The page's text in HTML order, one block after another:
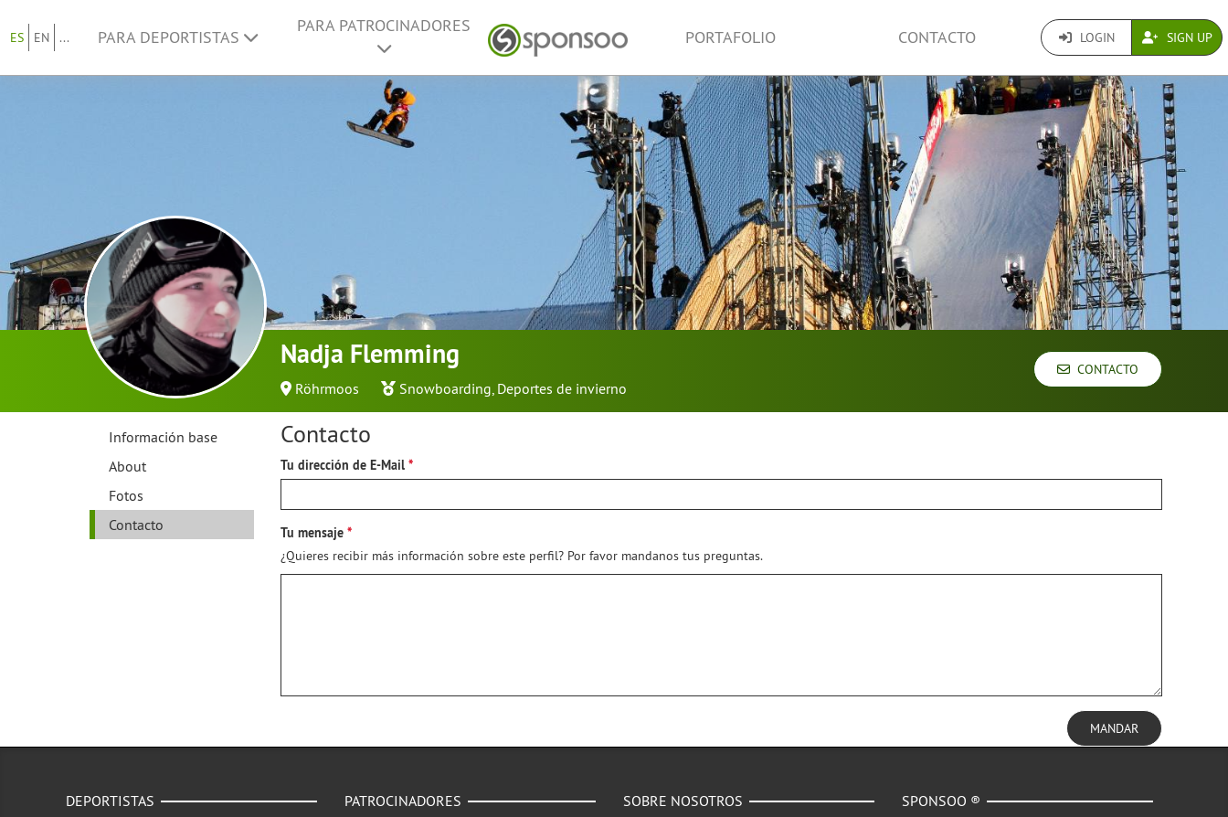
ES EN ... PARA DEPORTISTAS
PARA PATROCINADORES
PORTAFOLIO CONTACTO LOGIN SIGN UP
Nadja Flemming
Röhrmoos Snowboarding, Deportes de invierno
CONTACTO
Información base
About
Fotos
Contacto
Contacto
Tu dirección de E-Mail
Tu mensaje
¿Quieres recibir más información sobre este perfil? Por favor mandanos tus preguntas.
MANDAR
DEPORTISTAS PATROCINADORES SOBRE NOSOTROS SPONSOO ®